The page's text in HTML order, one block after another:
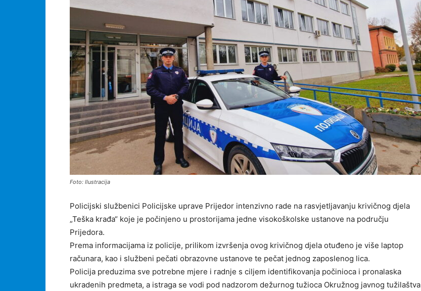
Foto: Ilustracija
Policijski službenici Policijske uprave Prijedor intenzivno rade na rasvjetljavanju krivičnog djela
„Teška krađa“ koje je počinjeno u prostorijama jedne visokoškolske ustanove na području
Prijedora.
Prema informacijama iz policije, prilikom izvršenja ovog krivičnog djela otuđeno je više laptop
računara, kao i službeni pečati obrazovne ustanove te pečat jednog zaposlenog lica.
Policija preduzima sve potrebne mjere i radnje s ciljem identifikovanja počinioca i pronalaska
ukradenih predmeta, a istraga se vodi pod nadzorom dežurnog tužioca Okružnog javnog tužilaštva